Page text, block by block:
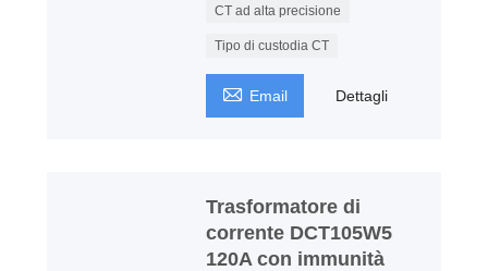
CT ad alta precisione
Tipo di custodia CT
 Email Dettagli
Trasformatore di
corrente DCT105W5
120A con immunità